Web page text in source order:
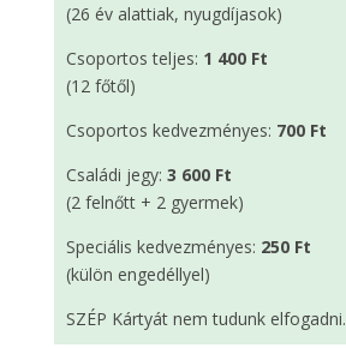
(26 év alattiak, nyugdíjasok)
Csoportos teljes: 1 400 Ft
(12 főtől)
Csoportos kedvezményes: 700 Ft
Családi jegy: 3 600 Ft
(2 felnőtt + 2 gyermek)
Speciális kedvezményes: 250 Ft
(külön engedéllyel)
SZÉP Kártyát nem tudunk elfogadni.